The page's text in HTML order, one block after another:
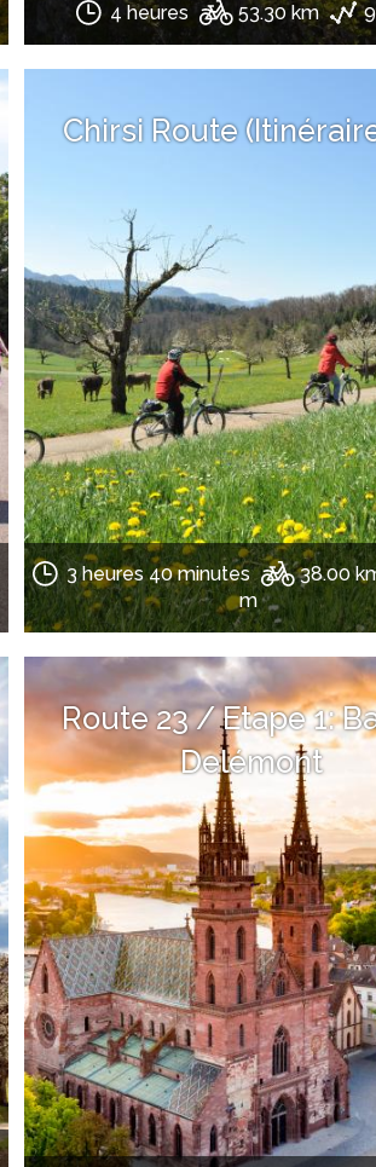
4 heures 53.30 km
Chirsi Route
3 heures 40 minutes 38.00
m
Route 23 / Etape 1:
Delémont